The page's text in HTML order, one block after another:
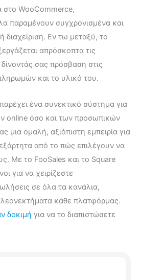
στο WooCommerce,
παραμένουν συγχρονισμένα και
διαχείριση. Εν τω μεταξύ, το
απρόσκοπτα τις
σας πρόσβαση στις
και το υλικό του.
ένα συνεκτικό σύστημα για
online όσο και των προσωπικών
μια ομαλή, αξιόπιστη εμπειρία για
από το πώς επιλέγουν να
Με το FooSales και το Square
για να χειρίζεστε
σε όλα τα κανάλια,
κάθε πλατφόρμας.
δοκιμή για να το διαπιστώσετε